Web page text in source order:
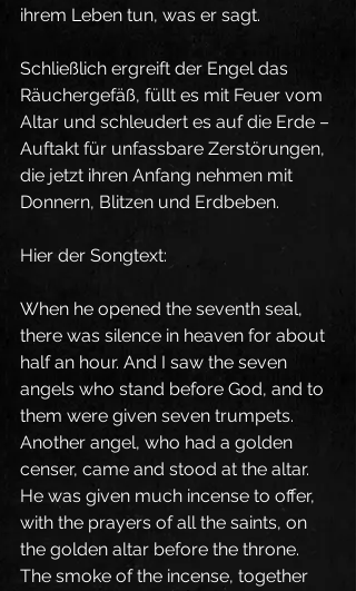
ihrem Leben tun, was er sagt.
Schließlich ergreift der Engel das
Räuchergefäß, füllt es mit Feuer vom
Altar und schleudert es auf die Erde –
Auftakt für unfassbare Zerstörungen,
die jetzt ihren Anfang nehmen mit
Donnern, Blitzen und Erdbeben.
Hier der Songtext:
When he opened the seventh seal,
there was silence in heaven for about
half an hour. And I saw the seven
angels who stand before God, and to
them were given seven trumpets.
Another angel, who had a golden
censer, came and stood at the altar.
He was given much incense to offer,
with the prayers of all the saints, on
the golden altar before the throne.
The smoke of the incense, together